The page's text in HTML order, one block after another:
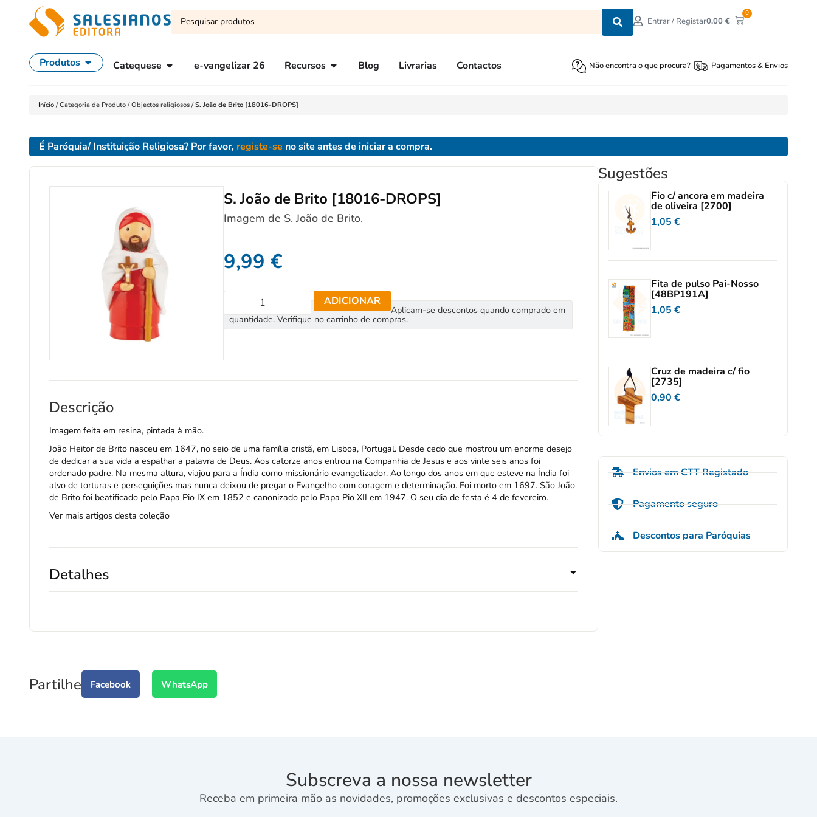
Entrar / Registar0,00€
0
Produtos Catequese e-vangelizar 26 Recursos Blog Livrarias Contactos Não encontra o que procura? Pagamentos & Envios
Início /Categoria de Produto /Objectos religiosos /S. João de Brito [18016-DROPS]
É Paróquia/ Instituição Religiosa? Por favor, registe-se no site antes de iniciar a compra.
S. João de Brito [18016-DROPS]
Imagem de S. João de Brito.
9,99€
ADICIONAR
Aplicam-se descontos quando comprado em
quantidade. Verifique no carrinho de compras.
Descrição
Imagem feita em resina, pintada à mão.
João Heitor de Brito nasceu em 1647, no seio de uma família cristã, em Lisboa, Portugal. Desde cedo que mostrou um enorme desejo
de dedicar a sua vida a espalhar a palavra de Deus. Aos catorze anos entrou na Companhia de Jesus e aos vinte seis anos foi
ordenado padre. Na mesma altura, viajou para a Índia como missionário evangelizador. Ao longo dos anos em que esteve na Índia foi
alvo de torturas e perseguições mas nunca deixou de pregar o Evangelho com coragem e determinação. Foi morto em 1697. São João
de Brito foi beatificado pelo Papa Pio IX em 1852 e canonizado pelo Papa Pio XII em 1947. O seu dia de festa é 4 de fevereiro.
Ver mais artigos desta coleção
Detalhes
Sugestões
Fio c/ ancora em madeira
de oliveira [2700]
1,05 €
Fita de pulso Pai-Nosso
[48BP191A]
1,05 €
Cruz de madeira c/ fio
[2735]
0,90 €
Envios em CTT Registado
Pagamento seguro
Descontos para Paróquias
Partilhe Facebook WhatsApp
Subscreva a nossa newsletter
Receba em primeira mão as novidades, promoções exclusivas e descontos especiais.